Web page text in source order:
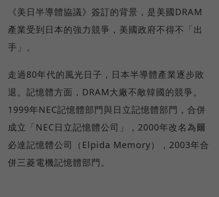
《美日半導體協議》簽訂的背景，是美國DRAM
產業受到日本的強力競爭，美國政府不得不「出
手」。
走過80年代的風光日子，日本半導體產業逐步敗
退。記憶體方面，DRAM大廠不敵韓國的競爭。
1999年NEC記憶體部門與日立記憶體部門，合併
成立「NEC日立記憶體公司」，2000年改名為爾
必達記憶體公司（Elpida Memory），2003年合
併三菱電機記憶體部門。